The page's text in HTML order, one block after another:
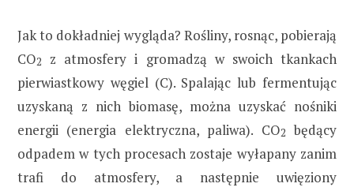
Jak to dokładniej wygląda? Rośliny, rosnąc, pobierają
CO2
z atmosfery i gromadzą w swoich tkankach
pierwiastkowy węgiel (C). Spalając lub fermentując
uzyskaną z nich biomasę, można uzyskać nośniki
energii (energia elektryczna, paliwa). CO2 będący
odpadem w tych procesach zostaje wyłapany zanim
trafi do atmosfery, a następnie uwięziony